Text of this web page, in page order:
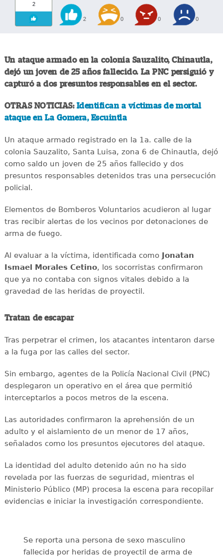
2
2 0 0 0
Un ataque armado en la colonia Sauzalito, Chinautla,
dejó un joven de 25 años fallecido. La PNC persiguió y
capturó a dos presuntos responsables en el sector.
OTRAS NOTICIAS:Identifican a víctimas de mortal
ataque en La Gomera, Escuintla
Un ataque armado registrado en la 1a. calle de la
colonia Sauzalito, Santa Luisa, zona 6 de Chinautla, dejó
como saldo un joven de 25 años fallecido y dos
presuntos responsables detenidos tras una persecución
policial.
Elementos de Bomberos Voluntarios acudieron al lugar
tras recibir alertas de los vecinos por detonaciones de
arma de fuego.
Al evaluar a la víctima, identificada como Jonatan
Ismael Morales Cetino, los socorristas confirmaron
que ya no contaba con signos vitales debido a la
gravedad de las heridas de proyectil.
Tratan de escapar
Tras perpetrar el crimen, los atacantes intentaron darse
a la fuga por las calles del sector.
Sin embargo, agentes de la Policía Nacional Civil (PNC)
desplegaron un operativo en el área que permitió
interceptarlos a pocos metros de la escena.
Las autoridades confirmaron la aprehensión de un
adulto y el aislamiento de un menor de 17 años,
señalados como los presuntos ejecutores del ataque.
La identidad del adulto detenido aún no ha sido
revelada por las fuerzas de seguridad, mientras el
Ministerio Público (MP) procesa la escena para recopilar
evidencias e iniciar la investigación correspondiente.
Se reporta una persona de sexo masculino
fallecida por heridas de proyectil de arma de